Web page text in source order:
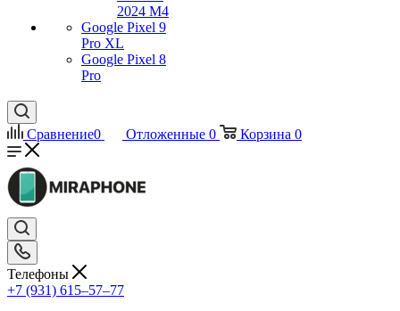
2024 M4
Google Pixel 9
Pro XL
Google Pixel 8
Pro
Сравнение0 Отложенные 0 Корзина 0
Телефоны
+7 (931) 615‒57‒77